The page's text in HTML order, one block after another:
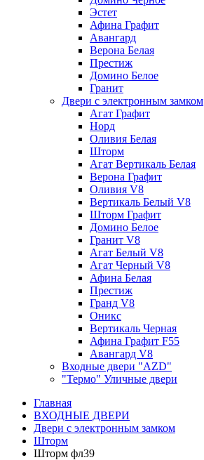
Эстет
Афина Графит
Авангард
Верона Белая
Престиж
Домино Белое
Гранит
Двери с электронным замком
Агат Графит
Норд
Оливия Белая
Шторм
Агат Вертикаль Белая
Верона Графит
Оливия V8
Вертикаль Белый V8
Шторм Графит
Домино Белое
Гранит V8
Агат Белый V8
Агат Черный V8
Афина Белая
Престиж
Гранд V8
Оникс
Вертикаль Черная
Афина Графит F55
Авангард V8
Входные двери "AZD"
"Термо" Уличные двери
Главная
ВХОДНЫЕ ДВЕРИ
Двери с электронным замком
Шторм
Шторм фл39